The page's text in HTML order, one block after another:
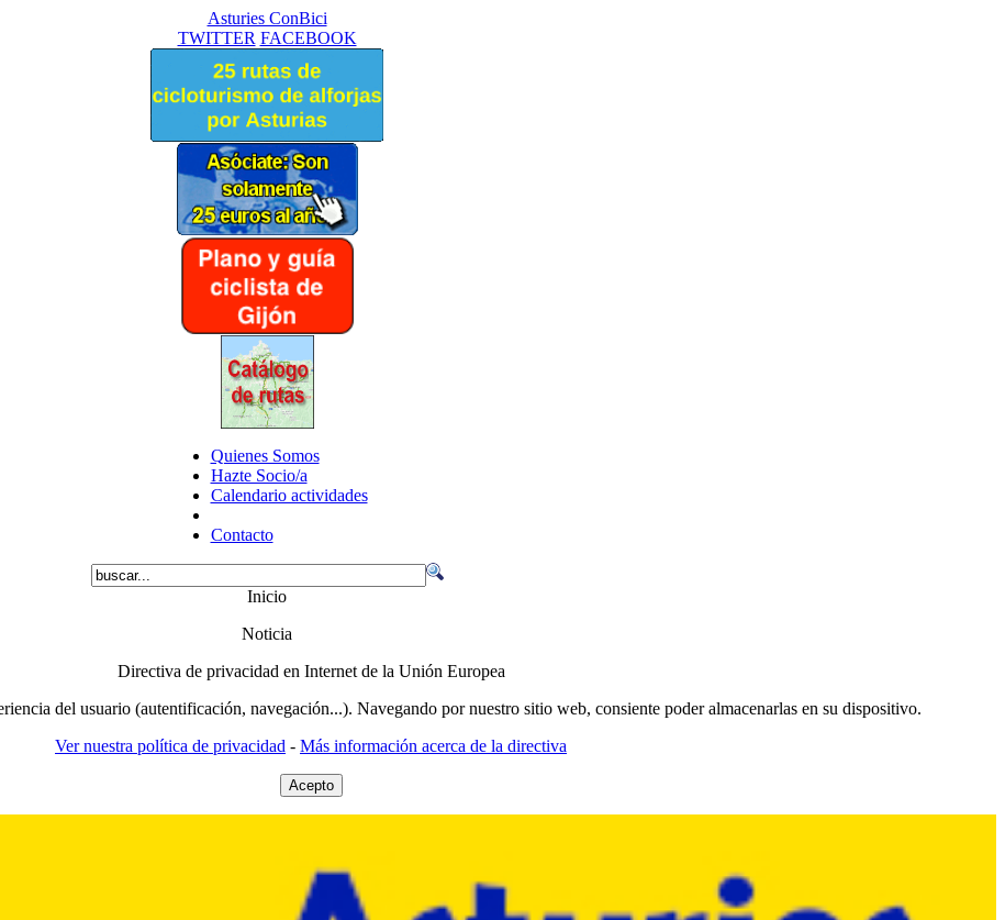
Asturies ConBici
TWITTER FACEBOOK
Quienes Somos
Hazte Socio/a
Calendario actividades
Contacto
Inicio
Noticia
Directiva de privacidad en Internet de la Unión Europea
del usuario (autentificación, navegación...). Navegando por nuestro sitio web, consiente poder almacenarlas en su dispositivo.
Ver nuestra política de privacidad - Más información acerca de la directiva
Acepto